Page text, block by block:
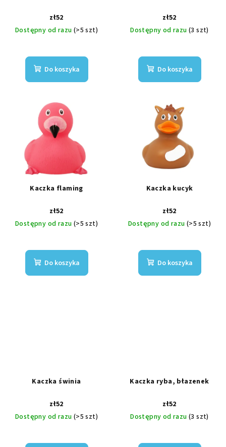
zł52
Dostępny od razu (>5 szt)
Do koszyka
zł52
Dostępny od razu (3 szt)
Do koszyka
Kaczka flaming
zł52
Dostępny od razu (>5 szt)
Do koszyka
Kaczka kucyk
zł52
Dostępny od razu (>5 szt)
Do koszyka
Kaczka świnia
zł52
Dostępny od razu (>5 szt)
Kaczka ryba, błazenek
zł52
Dostępny od razu (3 szt)